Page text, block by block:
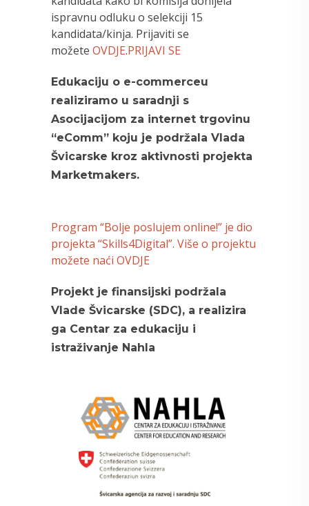
ispravnu odluku o selekciji 15
kandidata/kinja. Prijaviti se
možete OVDJE.PRIJAVI SE
Edukaciju o e-commerceu
realiziramo u saradnji s
Asocijacijom za internet trgovinu
“eComm” koju je podržala Vlada
Švicarske kroz aktivnosti projekta
Marketmakers.
Program “Bolje poslujem online!” je dio
projekta “Skills4Digital”. Više o projektu
možete naći OVDJE
Projekt je finansijski podržala
Vlade Švicarske (SDC), a realizira
ga Centar za edukaciju i
istraživanje Nahla